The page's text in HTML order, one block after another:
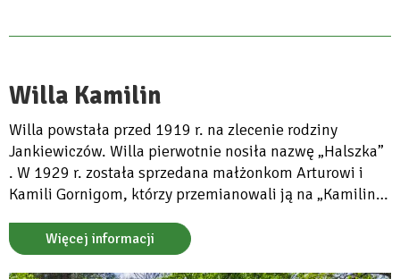
Willa Kamilin
Willa powstała przed 1919 r. na zlecenie rodziny
Jankiewiczów. Willa pierwotnie nosiła nazwę „Halszka”
. W 1929 r. została sprzedana małżonkom Arturowi i
Kamili Gornigom, którzy przemianowali ją na „Kamilin”.
Więcej informacji